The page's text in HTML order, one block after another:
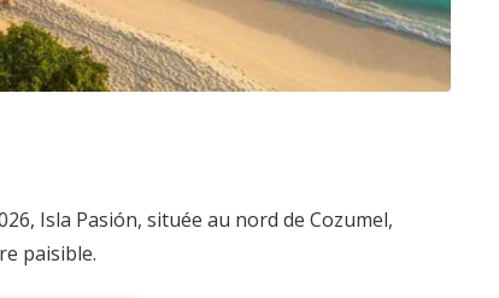
Isla Pasión, située au nord de Cozumel,
paisible.